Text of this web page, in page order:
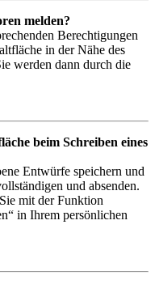
melden?
Berechtigungen
in der Nähe des
werden dann durch die
beim Schreiben eines
Entwürfe speichern und
und absenden.
mit der Funktion
in Ihrem persönlichen